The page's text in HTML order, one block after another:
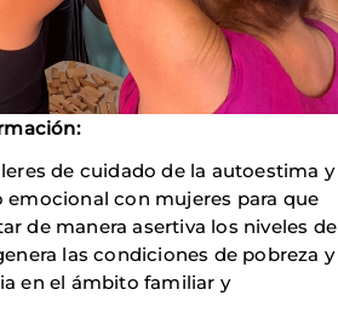
de cuidado de la autoestima y
con mujeres para que
de manera asertiva los niveles de
las condiciones de pobreza y
en el ámbito familiar y